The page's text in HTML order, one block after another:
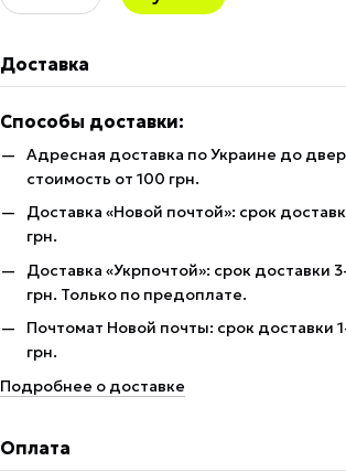
Доставка
Способы доставки:
Адресная доставка по Украине до
стоимость от 100 грн.
Доставка «Новой почтой»: срок
грн.
Доставка «Укрпочтой»: срок доставки
грн. Только по предоплате.
Почтомат Новой почты: срок доставки
грн.
Подробнее о доставке
Оплата